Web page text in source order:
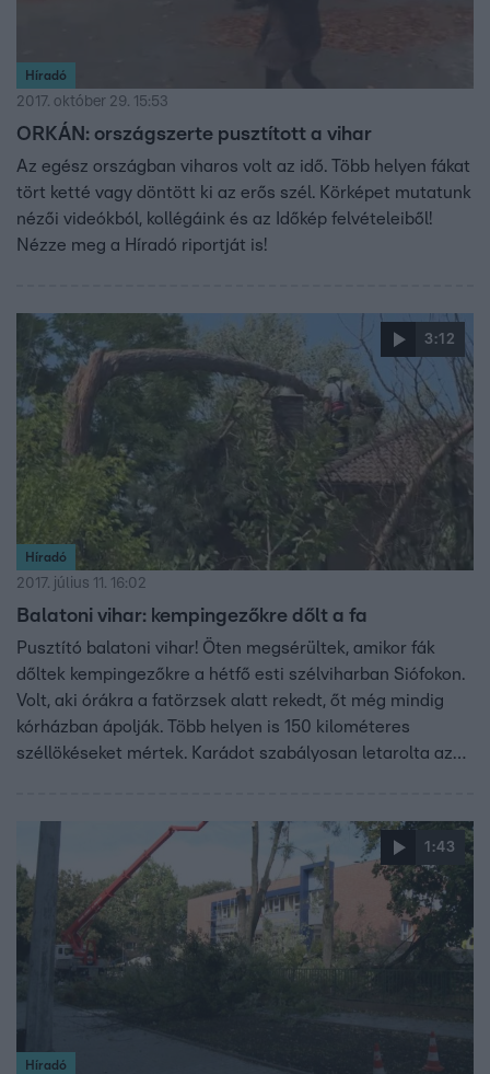
Híradó
2017. október 29. 15:53
ORKÁN: országszerte pusztított a vihar
Az egész országban viharos volt az idő. Több helyen fákat
tört ketté vagy döntött ki az erős szél. Körképet mutatunk
nézői videókból, kollégáink és az Időkép felvételeiből!
Nézze meg a Híradó riportját is!
3:12
Híradó
2017. július 11. 16:02
Balatoni vihar: kempingezőkre dőlt a fa
Pusztító balatoni vihar! Öten megsérültek, amikor fák
dőltek kempingezőkre a hétfő esti szélviharban Siófokon.
Volt, aki órákra a fatörzsek alatt rekedt, őt még mindig
kórházban ápolják. Több helyen is 150 kilométeres
széllökéseket mértek. Karádot szabályosan letarolta az
Több milliárd forint is lehet a kár.
1:43
Híradó